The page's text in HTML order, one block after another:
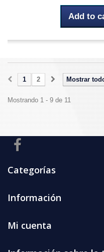
Add to
Mostrar
1 2
Mostrando 1 - 9 de 11
Categorías
Información
Mi cuenta